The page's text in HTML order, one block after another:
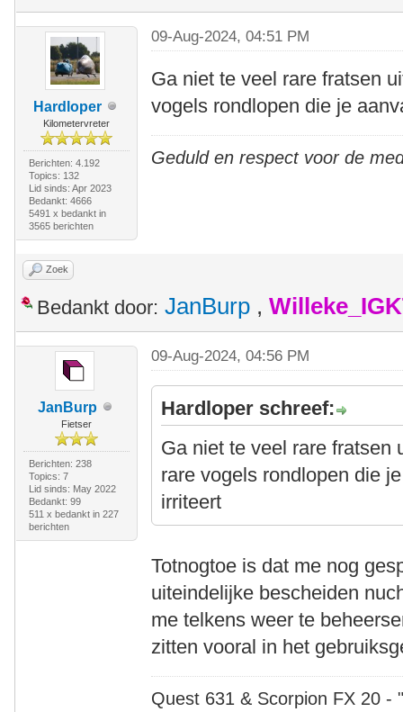
Hardloper
Kilometervreter
Berichten: 4.192
Topics: 132
Lid sinds: Apr 2023
Bedankt: 4666
5491 x bedankt in
3565 berichten
09-Aug-2024, 04:51 PM
Ga niet te veel rare fratsen
vogels rondlopen die je
Geduld en respect voor de
Zoek
Bedankt door: JanBurp ,
JanBurp
Fietser
Berichten: 238
Topics: 7
Lid sinds: May 2022
Bedankt: 99
511 x bedankt in 227
berichten
09-Aug-2024, 04:56 PM
Hardloper schreef:
Ga niet te veel rare fratsen
rare vogels rondlopen die
irriteert
Totnogtoe is dat me nog
uiteindelijke bescheiden
me telkens weer te
zitten vooral in het
Quest 631 & Scorpion FX 20 -